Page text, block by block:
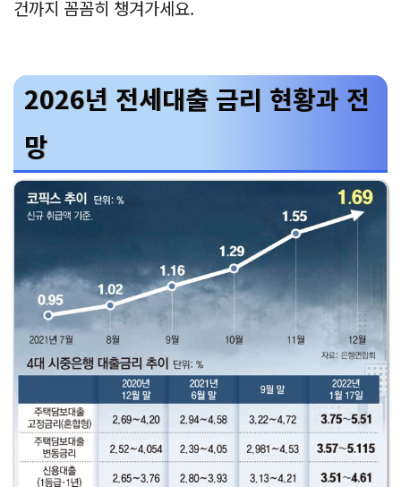
건까지 꼼꼼히 챙겨가세요.
2026년 전세대출 금리 현황과 전
망